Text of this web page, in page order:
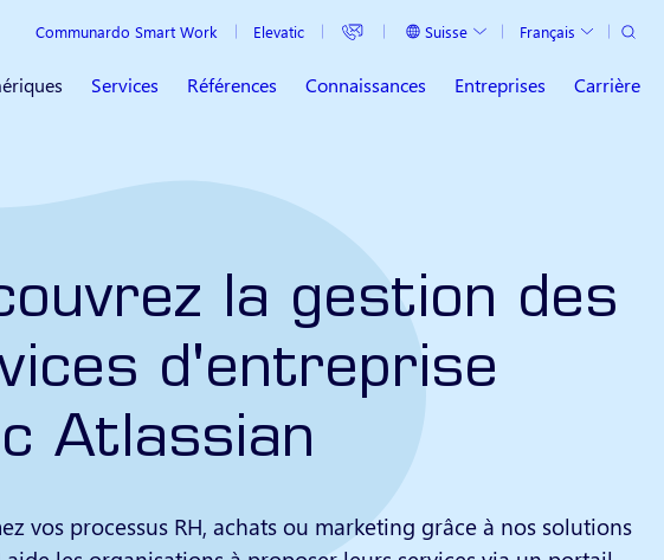
Communardo Smart Work Elevatic Pays actuel
Suisse Langue actuelle
Français
Services Références Connaissances Entreprises Carrière
la gestion des
d'entreprise
Atlassian
vos processus RH, achats ou marketing grâce à nos solutions